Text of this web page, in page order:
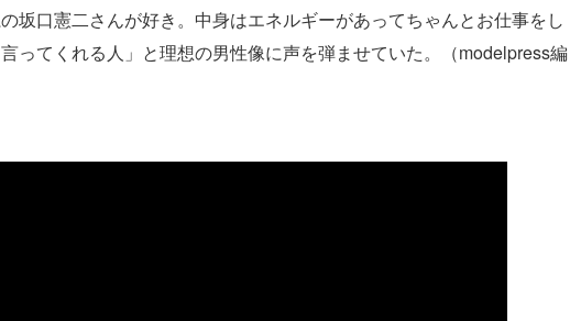
坂口憲二さんが好き。中身はエネルギーがあってちゃんとお仕事をし
ってくれる人」と理想の男性像に声を弾ませていた。（modelpress編